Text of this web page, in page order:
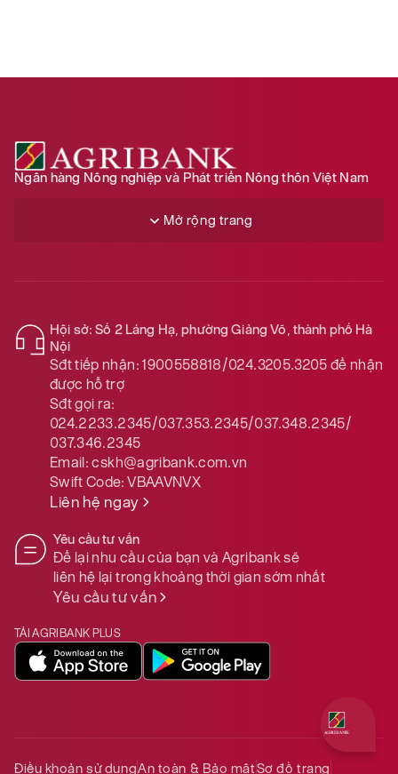
Ngân hàng Nông nghiệp và Phát triển Nông thôn Việt Nam
Mở rộng trang
Hội sở: Số 2 Láng Hạ, phường Giảng Võ, thành phố Hà
Nội
Sđt tiếp nhận: 1900558818/024.3205.3205để nhận
được hỗ trợ
Sđt gọi ra:
024.2233.2345/037.353.2345/037.348.2345/
037.346.2345
Email:cskh@agribank.com.vn
Swift Code:VBAAVNVX
Liên hệ ngay
Yêu cầu tư vấn
Để lại nhu cầu của bạn và Agribank sẽ
liên hệ lại trong khoảng thời gian sớm nhất
Yêu cầu tư vấn
TẢI AGRIBANK PLUS
Điều khoản sử dụngAn toàn & Bảo mậtSơ đồ trang
Quý